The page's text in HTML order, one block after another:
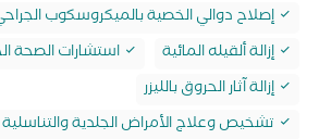
‏إصلاح دوالي الخصية بالميكروسكوب
‏إزالة ألقيله المائية
‏استشارات الصحة
‏إزالة آثار الحروق بالليزر
‏تشخيص وعلاج الأمراض الجلدية والتناسلية